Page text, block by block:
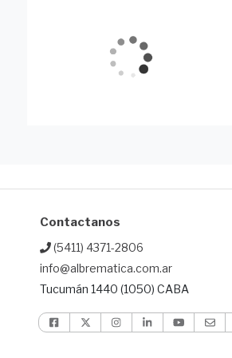
Contactanos
(5411) 4371-2806
info@albrematica.com.ar
Tucumán 1440 (1050) CABA